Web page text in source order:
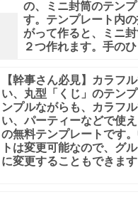
の、ミニ封筒のテン
す。テンプレート内
がって作ると、ミニ
２つ作れます。手の
【幹事さん必見】カラフ
い、丸型「くじ」のテン
ンプルながらも、カラフ
い、パーティーなどで使え
の無料テンプレートです
トは変更可能なので、グ
に変更することもできま